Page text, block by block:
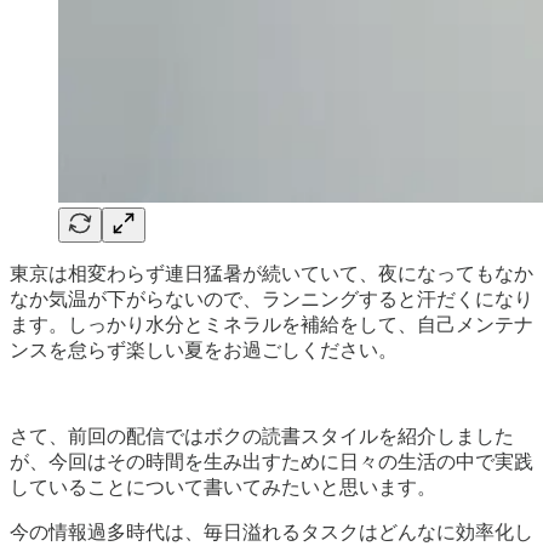
東京は相変わらず連日猛暑が続いていて、夜になってもなか
なか気温が下がらないので、ランニングすると汗だくになり
ます。しっかり水分とミネラルを補給をして、自己メンテナ
ンスを怠らず楽しい夏をお過ごしください。
さて、前回の配信ではボクの読書スタイルを紹介しました
が、今回はその時間を生み出すために日々の生活の中で実践
していることについて書いてみたいと思います。
今の情報過多時代は、毎日溢れるタスクはどんなに効率化し